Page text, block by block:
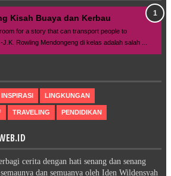
Kisah Buaya dan Kerbau
for a story that can transport people to
Rowling Mendongeng di kelas adalah salah ...
INSPIRASI LINGKUNGAN
TRAVELING PENDIDIKAN
cerita dengan hati senang dan senang
dan semuanya oleh Iden Wildensyah